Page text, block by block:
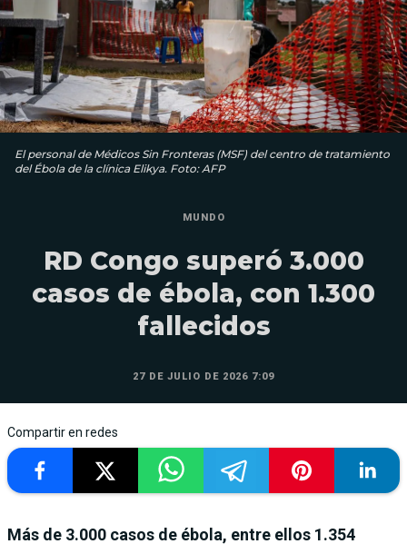
El personal de Médicos Sin Fronteras (MSF) del centro de tratamiento
del Ébola de la clínica Elikya. Foto: AFP
MUNDO
RD Congo superó 3.000
casos de ébola, con 1.300
fallecidos
27 DE JULIO DE 2026 7:09
Compartir en redes
Más de 3.000 casos de ébola, entre ellos 1.354